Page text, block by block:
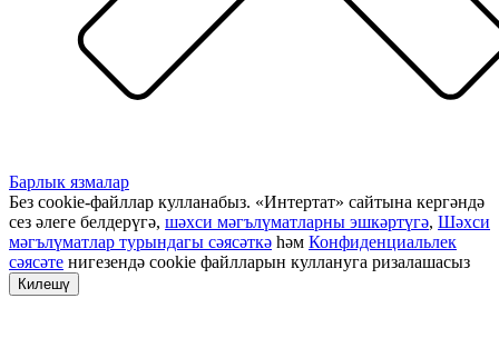
Барлык язмалар
Без cookie-файллар кулланабыз. «Интертат» сайтына кергәндә
сез әлеге белдерүгә, шәхси мәгълүматларны эшкәртүгә, Шәхси
мәгълүматлар турындагы сәясәткә һәм Конфиденциальлек
сәясәте нигезендә cookie файлларын куллануга ризалашасыз
Килешү